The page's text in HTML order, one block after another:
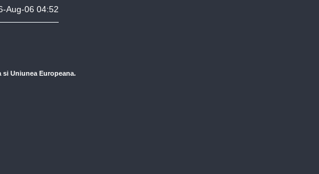
Aug-06 04:52
Uniunea Europeana.